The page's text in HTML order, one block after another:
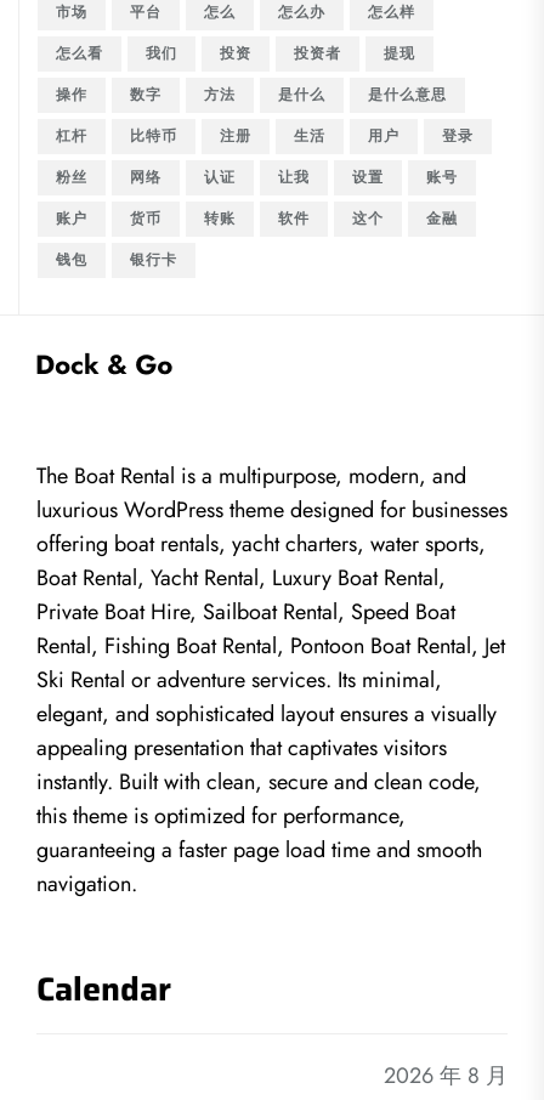
市场
平台 怎么 怎么办
怎么样
怎么看
我们 投资 投资者
提现
操作
数字 方法 是什么
是什么意思
杠杆
比特币 注册 生活 用户
登录
粉丝
网络 认证 让我 设置
账号
账户
货币 转账 软件 这个
金融
钱包
银行卡
The Boat Rental is a multipurpose, modern, and
luxurious WordPress theme designed for businesses
offering boat rentals, yacht charters, water sports,
Boat Rental, Yacht Rental, Luxury Boat Rental,
Private Boat Hire, Sailboat Rental, Speed Boat
Rental, Fishing Boat Rental, Pontoon Boat Rental, Jet
Ski Rental or adventure services. Its minimal,
elegant, and sophisticated layout ensures a visually
appealing presentation that captivates visitors
instantly. Built with clean, secure and clean code,
this theme is optimized for performance,
guaranteeing a faster page load time and smooth
navigation.
Calendar
2026 年 8 月